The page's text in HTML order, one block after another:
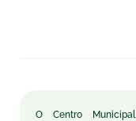
O Centro